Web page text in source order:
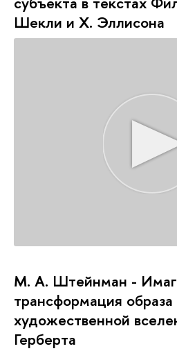
Шекли и Х. Эллисона
М. А. Штейнман -
трансформация образа
художественной
Герберта